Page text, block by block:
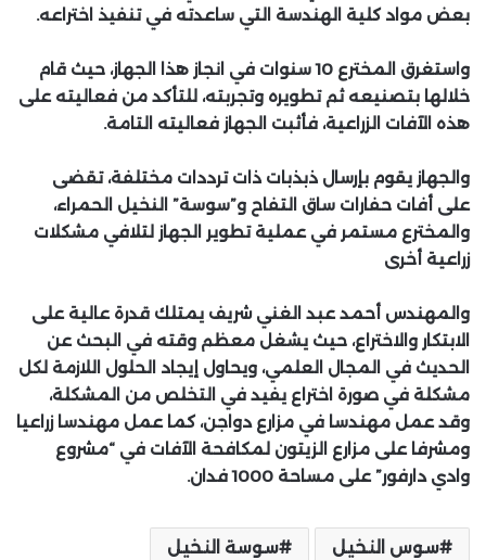
بعض مواد كلية الهندسة التي ساعدته في تنفيذ اختراعه.
واستغرق المخترع 10 سنوات في انجاز هذا الجهاز، حيث قام
خلالها بتصنيعه ثم تطويره وتجربته، للتأكد من فعاليته على
هذه الآفات الزراعية، فأثبت الجهاز فعاليته التامة.
والجهاز يقوم بإرسال ذبذبات ذات ترددات مختلفة، تقضى
على أفات حفارات ساق التفاح و”سوسة” النخيل الحمراء،
والمخترع مستمر في عملية تطوير الجهاز لتلافي مشكلات
زراعية أخرى
والمهندس أحمد عبد الغني شريف يمتلك قدرة عالية على
الابتكار والاختراع، حيث يشغل معظم وقته في البحث عن
الحديث في المجال العلمي، ويحاول إيجاد الحلول اللازمة لكل
مشكلة في صورة اختراع يفيد في التخلص من المشكلة،
وقدعمل مهندسا في مزارع دواجن، كما عمل مهندسا زراعيا
ومشرفا على مزارع الزيتون لمكافحة الآفات في “مشروع
وادي دارفور” على مساحة 1000 فدان.
سوس النخيل سوسة النخيل